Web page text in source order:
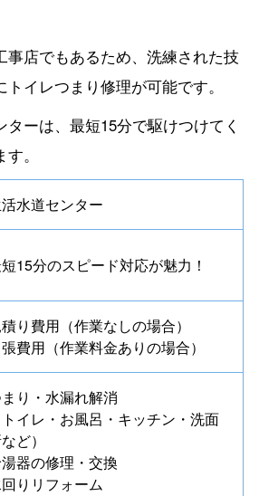
事店でもあるため、洗練された技
イレつまり修理が可能です。
ーは、最短15分で駆けつけてく
。
水道センター
15分のスピード対応が魅力！
積り費用（作業なしの場合）
費用（作業料金ありの場合）
り・水漏れ解消
トイレ・お風呂・キッチン・洗面
ど）
器の修理・交換
りリフォーム